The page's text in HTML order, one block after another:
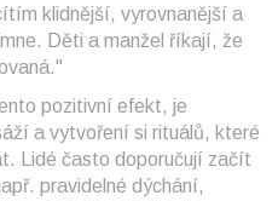
klidnější, vyrovnanější a
Děti a manžel říkají, že
pozitivní efekt, je
a vytvoření si rituálů, které
Lidé často doporučují začít
pravidelné dýchání,